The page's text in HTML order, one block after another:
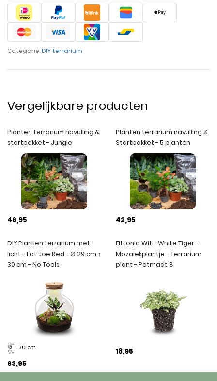
Categorie:DIY terrarium
Vergelijkbare producten
Planten terrarium navulling &
startpakket - Jungle
46,95
Planten terrarium navulling &
Startpakket - 5 planten
42,95
DIY Planten terrarium met
licht - Fat Joe Red - Ø 29 cm ↑
30 cm - No Tools
30 cm
63,95
Fittonia Wit - White Tiger -
Mozaiekplantje - Terrarium
plant - Potmaat 8
18,95